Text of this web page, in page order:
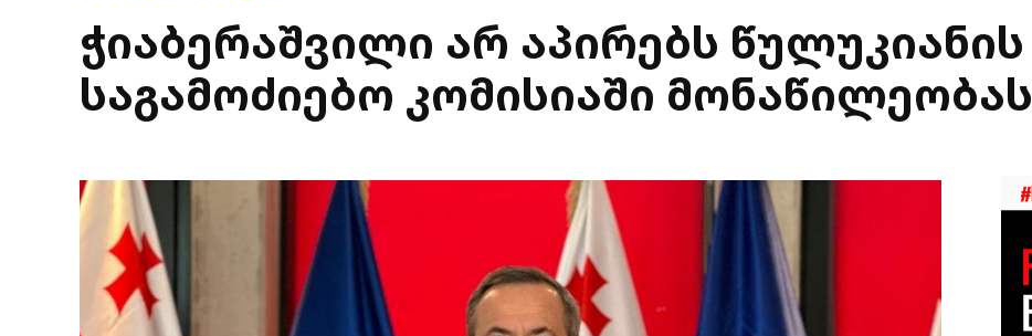
ჭიაბერაშვილი არ აპირებს წულუკიანის
საგამოძიებო კომისიაში მონაწილეობას